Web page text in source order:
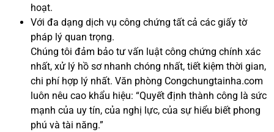
hoạt.
Với đa dạng dịch vụ công chứng tất cả các giấy tờ
pháp lý quan trọng.
Chúng tôi đảm bảo tư vấn luật công chứng chính xác
nhất, xử lý hồ sơ nhanh chóng nhất, tiết kiệm thời gian,
chi phí hợp lý nhất. Văn phòng Congchungtainha.com
luôn nêu cao khẩu hiệu: “Quyết định thành công là sức
mạnh của uy tín, của nghị lực, của sự hiểu biết phong
phú và tài năng.”